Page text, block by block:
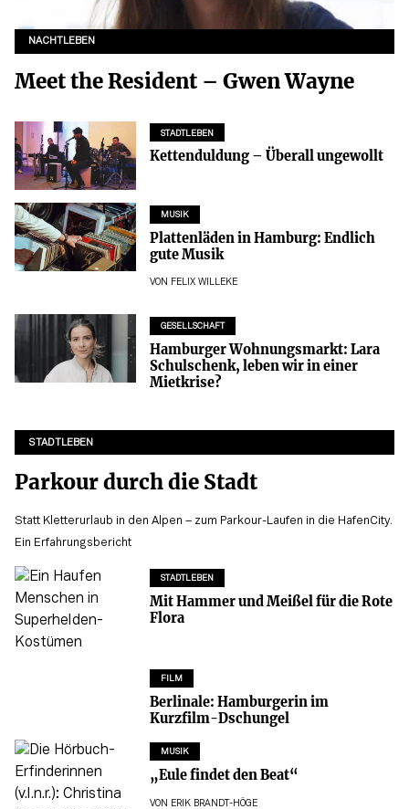
NACHTLEBEN
Meet the Resident – Gwen Wayne
STADTLEBEN
Kettenduldung – Überall ungewollt
MUSIK
Plattenläden in Hamburg: Endlich
gute Musik
VON FELIX WILLEKE
GESELLSCHAFT
Hamburger Wohnungsmarkt: Lara
Schulschenk, leben wir in einer
Mietkrise?
STADTLEBEN
Parkour durch die Stadt
Statt Kletterurlaub in den Alpen – zum Parkour-Laufen in die HafenCity.
Ein Erfahrungsbericht
STADTLEBEN
Mit Hammer und Meißel für die Rote
Flora
FILM
Berlinale: Hamburgerin im
Kurzfilm-Dschungel
MUSIK
„Eule findet den Beat“
VON ERIK BRANDT-HÖGE